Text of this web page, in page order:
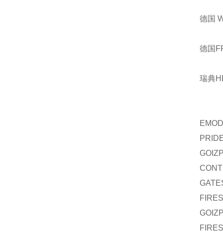
德国
德国
瑞典
EMOD